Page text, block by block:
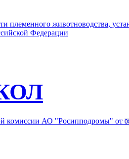
племенного животноводства,
Федерации
комиссии АО "Росипподромы" от